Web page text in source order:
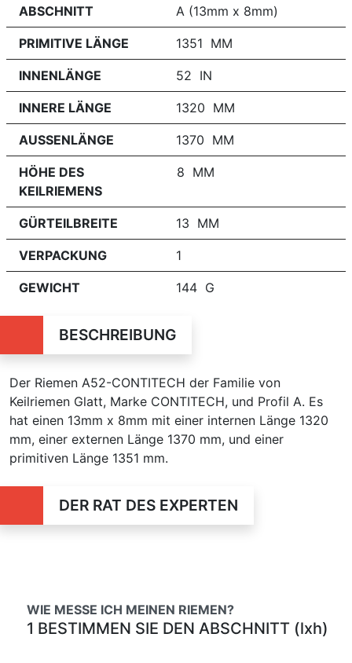
ABSCHNITT A (13mm x 8mm)
PRIMITIVE LÄNGE 1351 MM
INNENLÄNGE 52 IN
INNERE LÄNGE 1320 MM
AUSSENLÄNGE 1370 MM
HÖHE DES
KEILRIEMENS
8 MM
GÜRTEILBREITE 13 MM
VERPACKUNG 1
GEWICHT 144 G
BESCHREIBUNG
Der Riemen A52-CONTITECH der Familie von
Keilriemen Glatt, Marke CONTITECH, und Profil A. Es
hat einen 13mm x 8mm mit einer internen Länge 1320
mm, einer externen Länge 1370 mm, und einer
primitiven Länge 1351 mm.
DER RAT DES EXPERTEN
WIE MESSE ICH MEINEN RIEMEN?
1 BESTIMMEN SIE DEN ABSCHNITT (lxh)